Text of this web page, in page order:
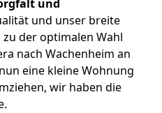
und
und unser breite
der optimalen Wahl
nach Wachenheim an
eine kleine Wohnung
wir haben die